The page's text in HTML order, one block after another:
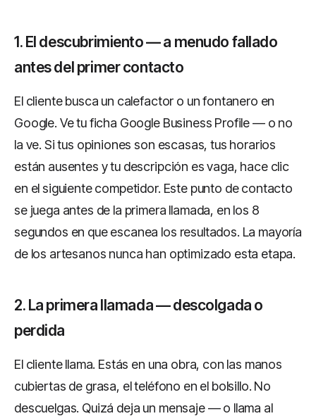
1. El descubrimiento — a menudo fallado
antes del primer contacto
El cliente busca un calefactor o un fontanero en
Google. Ve tu ficha Google Business Profile — o no
la ve. Si tus opiniones son escasas, tus horarios
están ausentes y tu descripción es vaga, hace clic
en el siguiente competidor. Este punto de contacto
se juega antes de la primera llamada, en los 8
segundos en que escanea los resultados. La mayoría
de los artesanos nunca han optimizado esta etapa.
2. La primera llamada — descolgada o
perdida
El cliente llama. Estás en una obra, con las manos
cubiertas de grasa, el teléfono en el bolsillo. No
descuelgas. Quizá deja un mensaje — o llama al